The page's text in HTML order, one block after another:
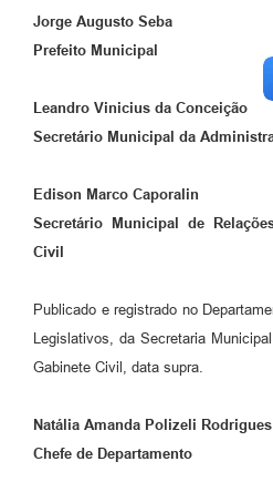
Jorge Augusto Seba
Prefeito Municipal
Leandro Vinicius da Conceição
Secretário Municipal da
Edison Marco Caporalin
Secretário Municipal de
Civil
Publicado e registrado no
Legislativos, da Secretaria
Gabinete Civil, data supra.
Natália Amanda Polizeli Rodrigues
Chefe de Departamento